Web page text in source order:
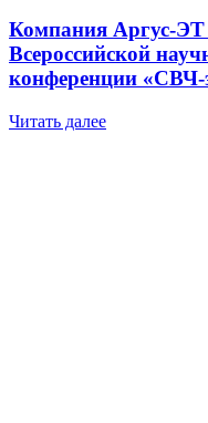
Компания Аргус-ЭТ
Всероссийской
конференции «СВЧ-
Читать далее